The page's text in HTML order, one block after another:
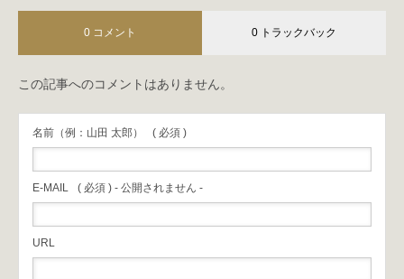
0 コメント 0 トラックバック
この記事へのコメントはありません。
名前（例：山田 太郎） ( 必須 )
E-MAIL ( 必須 ) - 公開されません -
URL